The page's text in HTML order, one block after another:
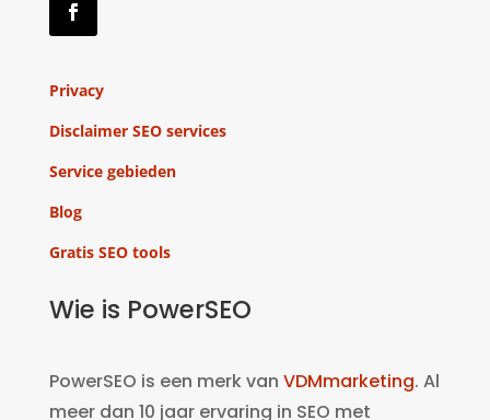
Privacy
Disclaimer SEO services
Service gebieden
Blog
Gratis SEO tools
Wie is PowerSEO
PowerSEO is een merk van VDMmarketing. Al
meer dan 10 jaar ervaring in SEO met